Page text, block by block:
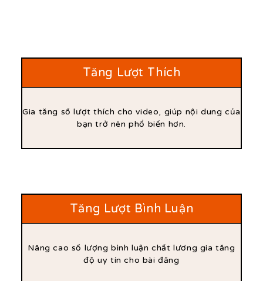
Tăng Lượt Thích
Gia tăng số lượt thích cho video, giúp nội dung của
bạn trở nên phổ biến hơn.
Tăng Lượt Bình Luận
Nâng cao số lượng bình luận chất lương gia tăng
độ uy tín cho bài đăng